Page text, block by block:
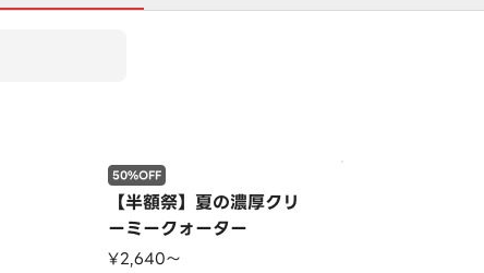
【半額祭】夏の濃厚クリ
ーミークォーター
50%OFF
¥2,640〜